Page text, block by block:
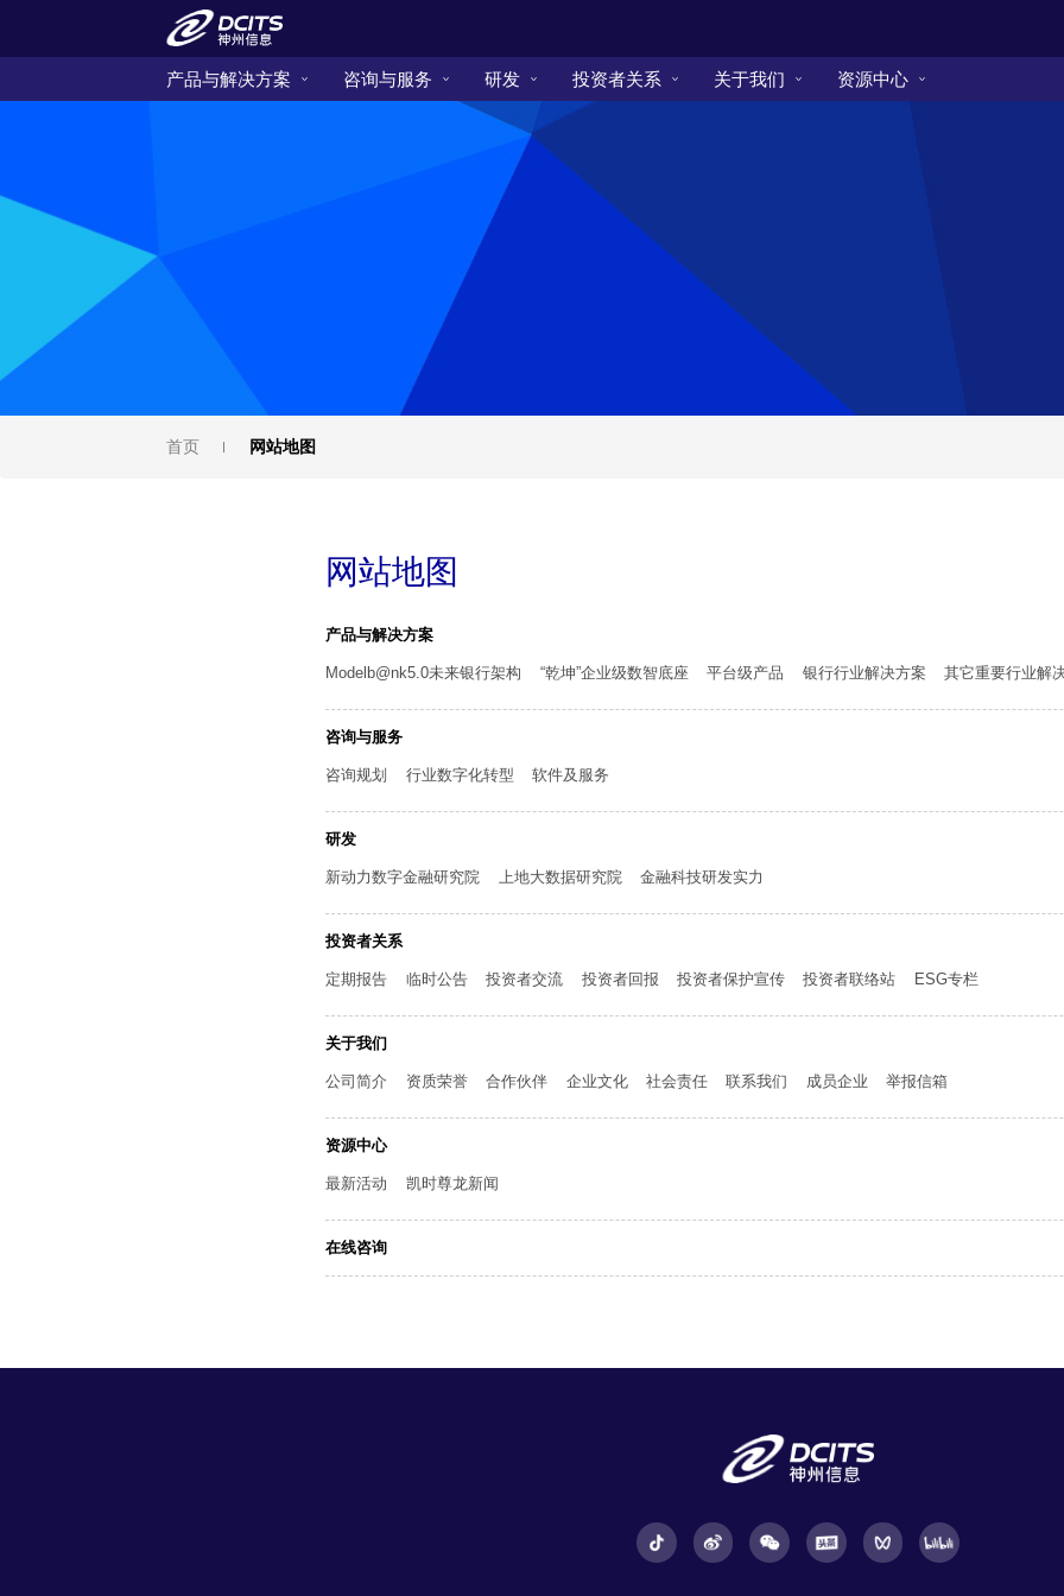
产品与解决方案 咨询与服务 研发 投资者关系 关于我们 资源中心
首页 网站地图
网站地图
产品与解决方案
Modelb@nk5.0未来银行架构 “乾坤”企业级数智底座 平台级产品 银行行业解决方案 其它重要行业解
咨询与服务
咨询规划 行业数字化转型 软件及服务
研发
新动力数字金融研究院 上地大数据研究院 金融科技研发实力
投资者关系
定期报告 临时公告 投资者交流 投资者回报 投资者保护宣传 投资者联络站 ESG专栏
关于我们
公司简介 资质荣誉 合作伙伴 企业文化 社会责任 联系我们 成员企业 举报信箱
资源中心
最新活动 凯时尊龙新闻
在线咨询